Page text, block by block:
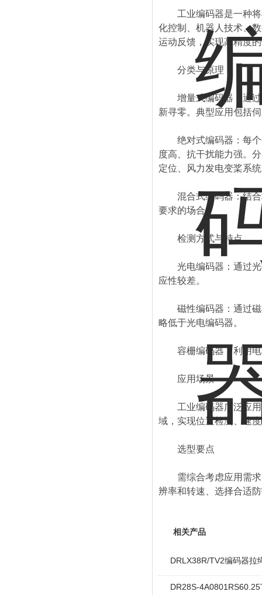
工业编码器是一种将
化控制、机器人技术、
运动反馈，实现高精度
分类与原理
增量式编码器：通过
新寻零。典型应用包括
绝对式编码器：每个
度高、抗干扰能力强。
定位、风力发电变桨系
混合式编码器：结合
要求的场合。
检测方式与特点
光电编码器：通过光
应性较差。
磁性编码器：通过磁
略低于光电编码器。
容栅编码器：利用电
应用场景
工业编码器广泛应用
域，实现位置检测、速
选型要点
需综合考虑应用需求
辨率和转速、选择合适
相关产品
DRLX38R/TV2编码器拉
DR28S-